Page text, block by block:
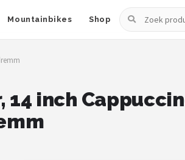
Mountainbikes Shop
Zoeken
14 inch